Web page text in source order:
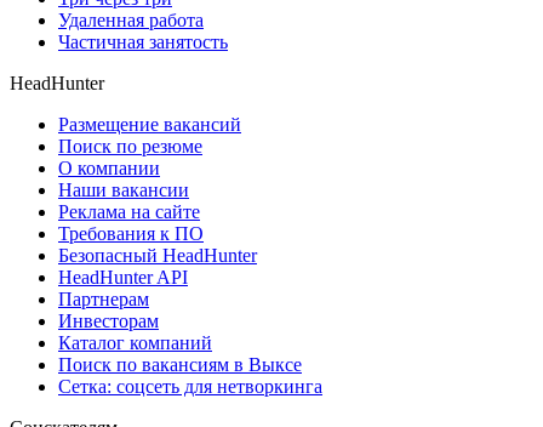
Удаленная работа
Частичная занятость
HeadHunter
Размещение вакансий
Поиск по резюме
О компании
Наши вакансии
Реклама на сайте
Требования к ПО
Безопасный HeadHunter
HeadHunter API
Партнерам
Инвесторам
Каталог компаний
Поиск по вакансиям в Выксе
Сетка: соцсеть для нетворкинга